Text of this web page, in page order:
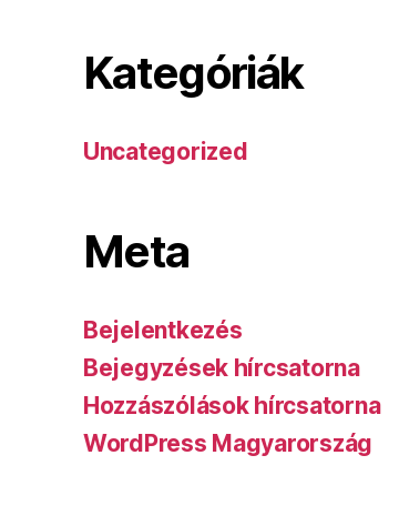
Kategóriák
Uncategorized
Meta
Bejelentkezés
Bejegyzések hírcsatorna
Hozzászólások hírcsatorna
WordPress Magyarország